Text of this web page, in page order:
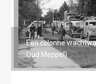
Een colonne
Oud Meppel)